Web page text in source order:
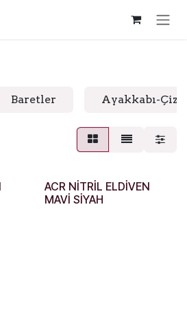
Baretler Ayakkabı-
ACR NİTRİL ELDİVEN
MAVİ SİYAH